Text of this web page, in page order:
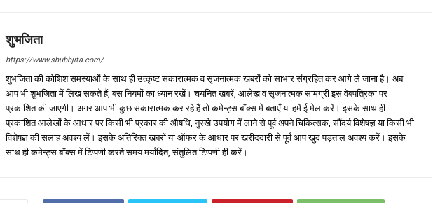
शुभजिता
https://www.shubhjita.com/
शुभजिता की कोशिश समस्याओं के साथ ही उत्कृष्ट सकारात्मक व सृजनात्मक खबरों को साभार संग्रहित कर आगे ले जाना है। अब
आप भी शुभजिता में लिख सकते हैं, बस नियमों का ध्यान रखें। चयनित खबरें, आलेख व सृजनात्मक सामग्री इस वेबपत्रिका पर
प्रकाशित की जाएगी। अगर आप भी कुछ सकारात्मक कर रहे हैं तो कमेन्ट्स बॉक्स में बताएँ या हमें ई मेल करें। इसके साथ ही
प्रकाशित आलेखों के आधार पर किसी भी प्रकार की औषधि, नुस्खे उपयोग में लाने से पूर्व अपने चिकित्सक, सौंदर्य विशेषज्ञ या किसी भी
विशेषज्ञ की सलाह अवश्य लें। इसके अतिरिक्त खबरों या ऑफर के आधार पर खरीददारी से पूर्व आप खुद पड़ताल अवश्य करें। इसके
साथ ही कमेन्ट्स बॉक्स में टिप्पणी करते समय मर्यादित, संतुलित टिप्पणी ही करें।